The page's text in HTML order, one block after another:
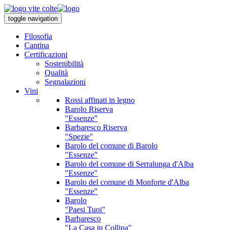
toggle navigation
Filosofia
Cantina
Certificazioni
Sostenibilità
Qualità
Segnalazioni
Vini
Rossi affinati in legno
Barolo Riserva
"Essenze"
Barbaresco Riserva
"Spezie"
Barolo del comune di Barolo
"Essenze"
Barolo del comune di Serralunga d'Alba
"Essenze"
Barolo del comune di Monforte d'Alba
"Essenze"
Barolo
"Paesi Tuoi"
Barbaresco
"La Casa in Collina"